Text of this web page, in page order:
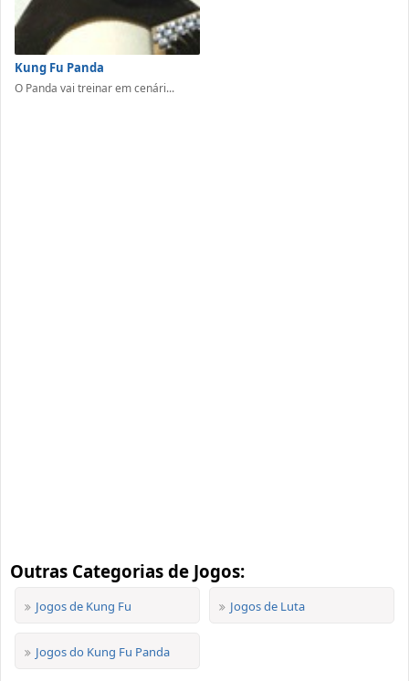
Kung Fu Panda
O Panda vai treinar em cenári...
Outras Categorias de Jogos:
Jogos de Kung Fu Jogos de Luta
Jogos do Kung Fu Panda